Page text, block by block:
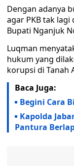
Dengan adanya
agar PKB tak
Bupati Nganjuk
Luqman
hukum yang
korupsi di Tanah
Baca Juga:
Begini Cara
Kapolda
Pantura